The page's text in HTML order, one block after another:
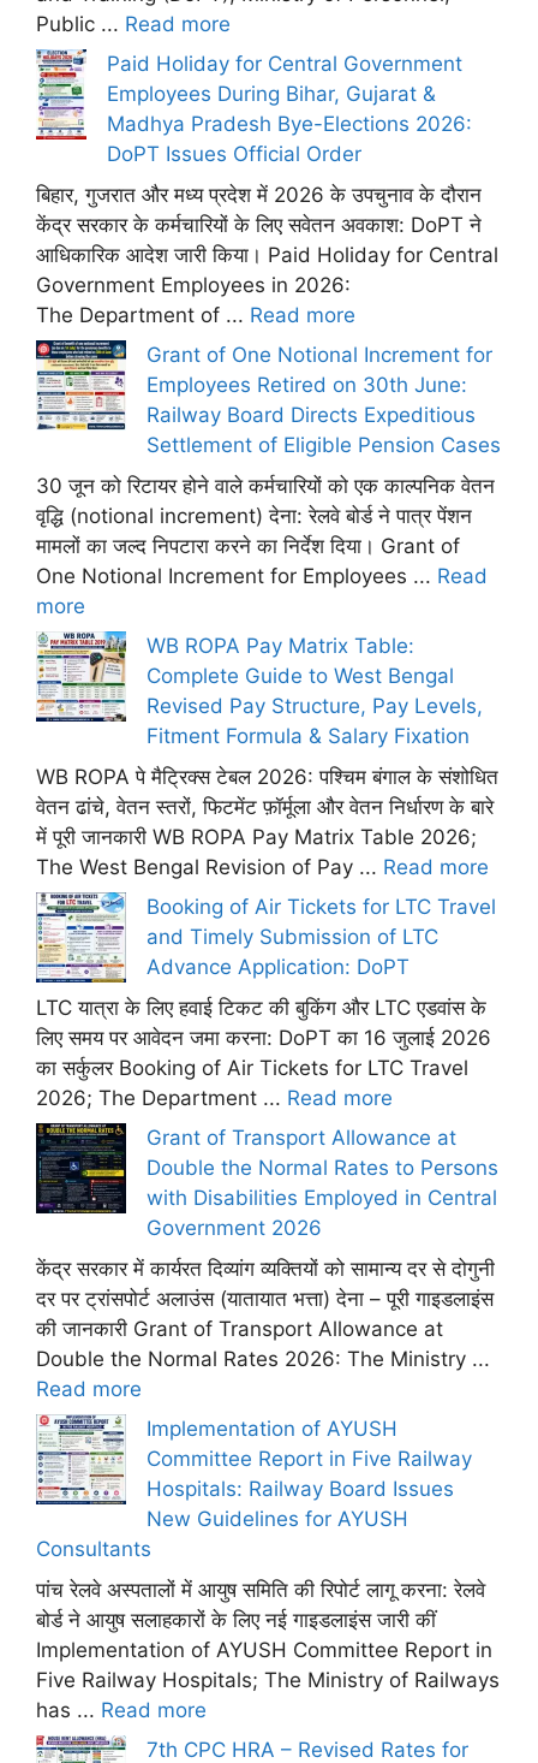
Public ... Read more
Paid Holiday for Central Government
Employees During Bihar, Gujarat &
Madhya Pradesh Bye-Elections 2026:
DoPT Issues Official Order
बिहार, गुजरात और मध्य प्रदेश में 2026 के उपचुनाव के दौरान
केंद्र सरकार के कर्मचारियों के लिए सवेतन अवकाश: DoPT ने
आधिकारिक आदेश जारी किया। Paid Holiday for Central
Government Employees in 2026:
The Department of ... Read more
Grant of One Notional Increment for
Employees Retired on 30th June:
Railway Board Directs Expeditious
Settlement of Eligible Pension Cases
30 जून को रिटायर होने वाले कर्मचारियों को एक काल्पनिक वेतन
वृद्धि (notional increment) देना: रेलवे बोर्ड ने पात्र पेंशन
मामलों का जल्द निपटारा करने का निर्देश दिया। Grant of
One Notional Increment for Employees ... Read
more
WB ROPA Pay Matrix Table:
Complete Guide to West Bengal
Revised Pay Structure, Pay Levels,
Fitment Formula & Salary Fixation
WB ROPA पे मैट्रिक्स टेबल 2026: पश्चिम बंगाल के संशोधित
वेतन ढांचे, वेतन स्तरों, फिटमेंट फ़ॉर्मूला और वेतन निर्धारण के बारे
में पूरी जानकारी WB ROPA Pay Matrix Table 2026;
The West Bengal Revision of Pay ... Read more
Booking of Air Tickets for LTC Travel
and Timely Submission of LTC
Advance Application: DoPT
LTC यात्रा के लिए हवाई टिकट की बुकिंग और LTC एडवांस के
लिए समय पर आवेदन जमा करना: DoPT का 16 जुलाई 2026
का सर्कुलर Booking of Air Tickets for LTC Travel
2026; The Department ... Read more
Grant of Transport Allowance at
Double the Normal Rates to Persons
with Disabilities Employed in Central
Government 2026
केंद्र सरकार में कार्यरत दिव्यांग व्यक्तियों को सामान्य दर से दोगुनी
दर पर ट्रांसपोर्ट अलाउंस (यातायात भत्ता) देना – पूरी गाइडलाइंस
की जानकारी Grant of Transport Allowance at
Double the Normal Rates 2026: The Ministry ...
Read more
Implementation of AYUSH
Committee Report in Five Railway
Hospitals: Railway Board Issues
New Guidelines for AYUSH
Consultants
पांच रेलवे अस्पतालों में आयुष समिति की रिपोर्ट लागू करना: रेलवे
बोर्ड ने आयुष सलाहकारों के लिए नई गाइडलाइंस जारी कीं
Implementation of AYUSH Committee Report in
Five Railway Hospitals; The Ministry of Railways
has ... Read more
7th CPC HRA – Revised Rates for